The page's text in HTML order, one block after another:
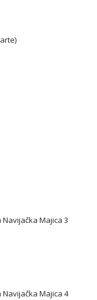
Majica 3
Majica 4